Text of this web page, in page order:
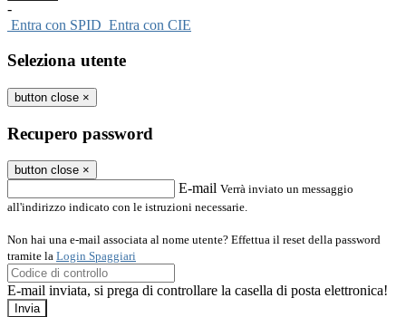
-
Entra con SPID Entra con CIE
Seleziona utente
button close ×
Recupero password
button close ×
E-mail Verrà inviato un messaggio
all'indirizzo indicato con le istruzioni necessarie.
Non hai una e-mail associata al nome utente? Effettua il reset della password
tramite la Login Spaggiari
E-mail inviata, si prega di controllare la casella di posta elettronica!